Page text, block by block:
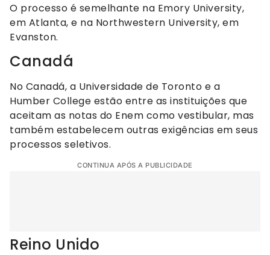
O processo é semelhante na Emory University,
em Atlanta, e na Northwestern University, em
Evanston.
Canadá
No Canadá, a Universidade de Toronto e a
Humber College estão entre as instituições que
aceitam as notas do Enem como vestibular, mas
também estabelecem outras exigências em seus
processos seletivos.
CONTINUA APÓS A PUBLICIDADE
Reino Unido